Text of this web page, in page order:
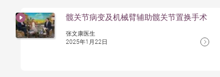
髋关节病变及机械臂辅助髋关节置换手术
张文康医生
2025年1月22日